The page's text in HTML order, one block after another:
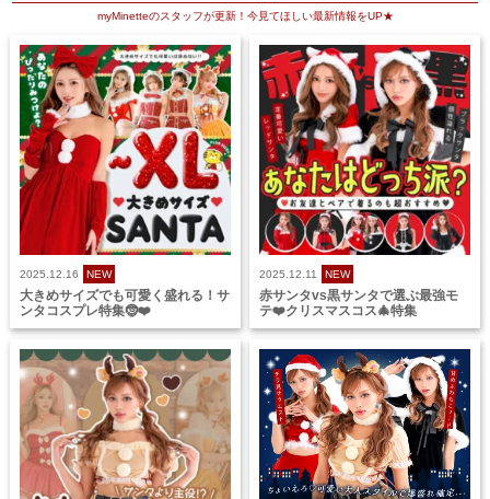
myMinetteのスタッフが更新！今見てほしい最新情報をUP★
2025.12.16 NEW
大きめサイズでも可愛く盛れる！サ
ンタコスプレ特集🤶❤️
2025.12.11 NEW
赤サンタvs黒サンタで選ぶ最強モ
テ❤️クリスマスコス🎄特集